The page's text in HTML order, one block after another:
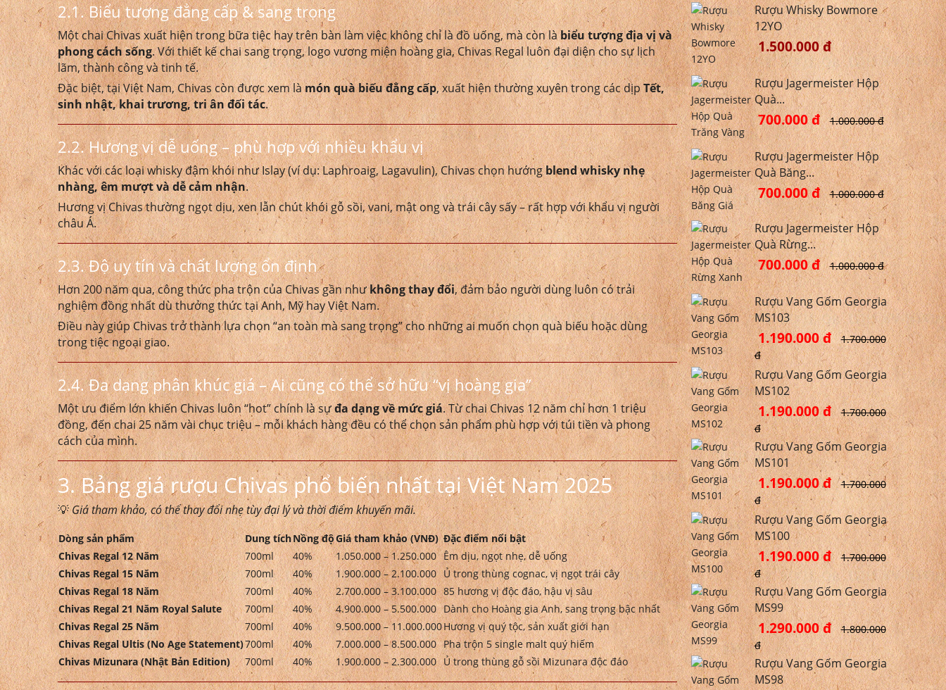
2.1. Biểu tượng đẳng cấp & sang trọng
Một chai Chivas xuất hiện trong bữa tiệc hay trên bàn làm việc không chỉ là đồ uống, mà còn làbiểu tượng địa vị và
phong cách sống. Với thiết kế chai sang trọng, logo vương miện hoàng gia, Chivas Regal luôn đại diện cho sự lịch
lãm, thành công và tinh tế.
Đặc biệt, tại Việt Nam, Chivas còn được xem làmón quà biếu đẳng cấp, xuất hiện thường xuyên trong các dịpTết,
sinh nhật, khai trương, tri ân đối tác.
2.2. Hương vị dễ uống – phù hợp với nhiều khẩu vị
Khác với các loại whisky đậm khói như Islay (ví dụ: Laphroaig, Lagavulin), Chivas chọn hướngblend whisky nhẹ
nhàng, êm mượt và dễ cảm nhận.
Hương vị Chivas thường ngọt dịu, xen lẫn chút khói gỗ sồi, vani, mật ong và trái cây sấy – rất hợp với khẩu vị người
châu Á.
2.3. Độ uy tín và chất lượng ổn định
Hơn 200 năm qua, công thức pha trộn của Chivas gần nhưkhông thay đổi, đảm bảo người dùng luôn có trải
nghiệm đồng nhất dù thưởng thức tại Anh, Mỹ hay Việt Nam.
Điều này giúp Chivas trở thành lựa chọn “an toàn mà sang trọng” cho những ai muốn chọn quà biếu hoặc dùng
trong tiệc ngoại giao.
2.4. Đa dạng phân khúc giá – Ai cũng có thể sở hữu “vị hoàng gia”
Một ưu điểm lớn khiến Chivas luôn “hot” chính là sựđa dạng về mức giá. Từ chai Chivas 12 năm chỉ hơn 1 triệu
đồng, đến chai 25 năm vài chục triệu – mỗi khách hàng đều có thể chọn sản phẩm phù hợp với túi tiền và phong
cách của mình.
3. Bảnggiá rượu Chivasphổ biến nhất tại Việt Nam 2025
💡Giá tham khảo, có thể thay đổi nhẹ tùy đại lý và thời điểm khuyến mãi.
Dòng sản phẩm Dung tíchNồng độGiá tham khảo (VNĐ) Đặc điểm nổi bật
Chivas Regal 12 Năm
700ml 40% 1.050.000 – 1.250.000 Êm dịu, ngọt nhẹ, dễ uống
Chivas Regal 15 Năm
700ml 40% 1.900.000 – 2.100.000 Ủ trong thùng cognac, vị ngọt trái cây
Chivas Regal 18 Năm
700ml 40% 2.700.000 – 3.100.000 85 hương vị độc đáo, hậu vị sâu
Chivas Regal 21 Năm Royal Salute
700ml 40% 4.900.000 – 5.500.000 Dành cho Hoàng gia Anh, sang trọng bậc nhất
Chivas Regal 25 Năm
700ml 40% 9.500.000 – 11.000.000Hương vị quý tộc, sản xuất giới hạn
Chivas Regal Ultis (No Age Statement)700ml 40% 7.000.000 – 8.500.000 Pha trộn 5 single malt quý hiếm
Chivas Mizunara (Nhật Bản Edition)
700ml 40% 1.900.000 – 2.300.000 Ủ trong thùng gỗ sồi Mizunara độc đáo
Rượu Whisky Bowmore
12YO
1.500.000 đ
Rượu Jagermeister Hộp
Quà...
700.000 đ 1.000.000 đ
Rượu Jagermeister Hộp
Quà Băng...
700.000 đ 1.000.000 đ
Rượu Jagermeister Hộp
Quà Rừng...
700.000 đ 1.000.000 đ
Rượu Vang Gốm Georgia
MS103
1.190.000 đ
1.700.000
đ
Rượu Vang Gốm Georgia
MS102
1.190.000 đ
1.700.000
đ
Rượu Vang Gốm Georgia
MS101
1.190.000 đ
1.700.000
đ
Rượu Vang Gốm Georgia
MS100
1.190.000 đ
1.700.000
đ
Rượu Vang Gốm Georgia
MS99
1.290.000 đ
1.800.000
đ
Rượu Vang Gốm Georgia
MS98